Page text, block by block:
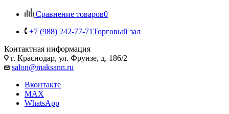
Сравнение товаров0
+7 (988) 242-77-71Торговый зал
Контактная информация
г. Краснодар, ул. Фрунзе, д. 186/2
salon@maksann.ru
Вконтакте
MAX
WhatsApp